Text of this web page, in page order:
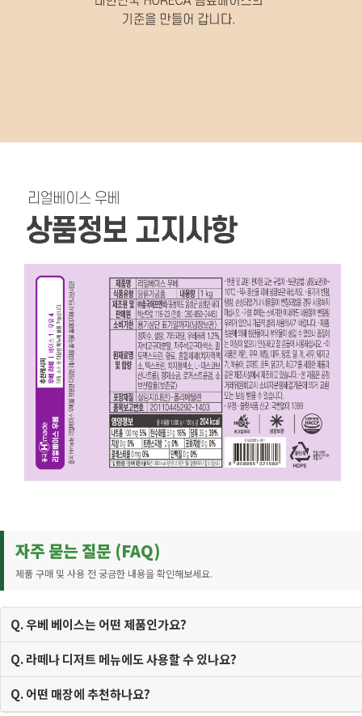
자주 묻는 질문 (FAQ)
제품 구매 및 사용 전 궁금한 내용을 확인해보세요.
Q. 우베 베이스는 어떤 제품인가요?
Q. 라떼나 디저트 메뉴에도 사용할 수 있나요?
Q. 어떤 매장에 추천하나요?